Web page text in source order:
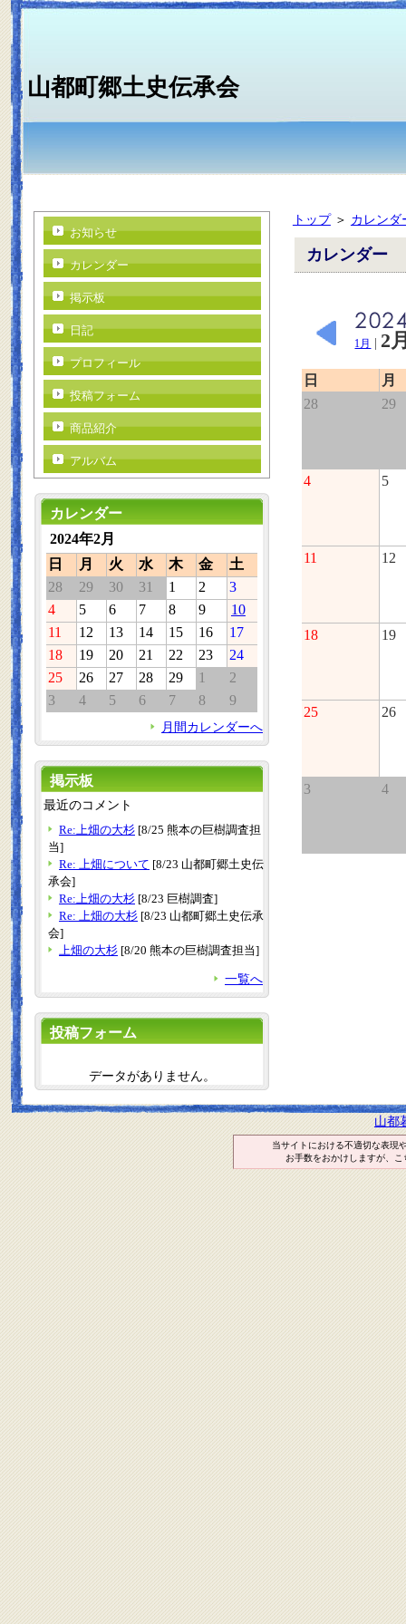
山都町郷土史伝承会
トップ＞ カレンダ
カレンダー
1月 | 2
日
月
28
29
4 5
11 12
18 19
25 26
3 4
お知らせ
カレンダー
掲示板
日記
プロフィール
投稿フォーム
商品紹介
アルバム
カレンダー
2024年2月
日
月 火 水 木 金
土
28
29 30 31 1 2
3
4
5 6 7 8 9
10
11
12 13 14 15 16
17
18
19 20 21 22 23
24
25
26 27 28 29 1
2
3
4 5 6 7 8 9
月間カレンダーへ
掲示板
最近のコメント
Re:上畑の大杉 [8/25 熊本の巨樹調査担
当]
Re: 上畑について [8/23 山都町郷土史伝
承会]
Re:上畑の大杉 [8/23 巨樹調査]
Re: 上畑の大杉 [8/23 山都町郷土史伝承
会]
上畑の大杉 [8/20 熊本の巨樹調査担当]
一覧へ
投稿フォーム
データがありません。
山都
当サイトにおける不適切な表現
お手数をおかけしますが、こ